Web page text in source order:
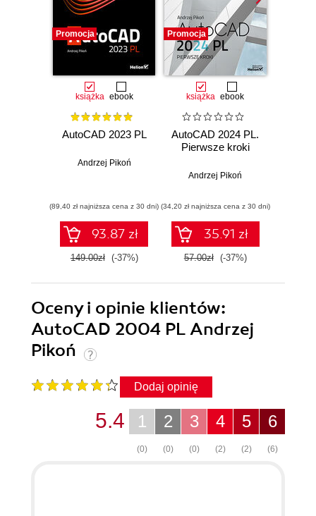
Promocja
książka ebook
AutoCAD 2023 PL
Andrzej Pikoń
(89,40 zł najniższa cena z 30 dni)
93.87 zł
149.00zł (-37%)
Promocja
książka ebook
AutoCAD 2024 PL.
Pierwsze kroki
Andrzej Pikoń
(34,20 zł najniższa cena z 30 dni)
35.91 zł
57.00zł (-37%)
Oceny i opinie klientów:
AutoCAD 2004 PL Andrzej
Pikoń
Dodaj opinię
6
(6)
5
(2)
4
(2)
3
(0)
2
(0)
1
(0)
5.4